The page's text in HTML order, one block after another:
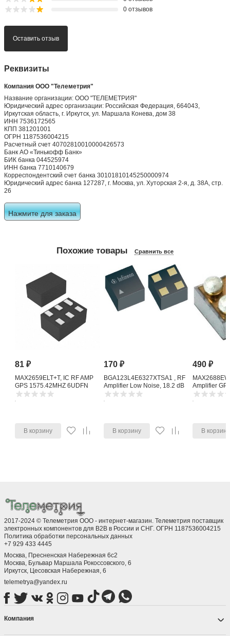
0 отзывов
Оставить отзыв
Реквизиты
Компания ООО "Телеметрия"
Название организации: ООО "ТЕЛЕМЕТРИЯ"
Юридический адрес организации: Российская Федерация, 664043,
Иркутская область, г. Иркутск, ул. Маршала Конева, дом 38
ИНН 7536172565
КПП 381201001
ОГРН 1187536004215
Расчетный счет 40702810010000426573
Банк АО «Тинькофф Банк»
БИК банка 044525974
ИНН банка 7710140679
Корреспондентский счет банка 30101810145250000974
Юридический адрес банка 127287, г. Москва, ул. Хуторская 2-я, д. 38А, стр.
26
Нажмите для заказа
Похожие товары Сравнить все
81₽
MAX2659ELT+T, IC RF AMP
GPS 1575.42MHZ 6UDFN
В корзину
170₽
BGA123L4E6327XTSA1 , RF
Amplifier Low Noise, 18.2 dB
1615 MHz, 4-Pin TSLP-4-11
В корзину
490₽
Amplifier
Noise
В корзину
2017-2024 © Телеметрия ООО - интернет-магазин. Телеметрия поставщик
электронных компонентов для B2B в России и СНГ. ОГРН 1187536004215
Политика обработки персональных данных
+7 929 433 4445
Москва, Пресненская Набережная 6с2
Москва, ​Бульвар Маршала Рокоссовского, 6
Иркутск, ​Цесовская Набережная, 6
telemetrya@yandex.ru
Компания